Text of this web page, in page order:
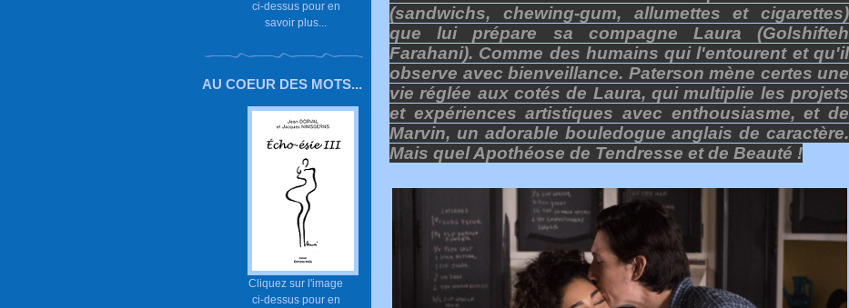
ci-dessus pour en
savoir plus...
AU COEUR DES MOTS...
Cliquez sur l'image
ci-dessus pour en
(sandwichs, chewing-gum, allumettes et cigarettes)
que lui prépare sa compagne Laura (Golshifteh
Farahani). Comme des humains qui l'entourent et qu'il
observe avec bienveillance. Paterson mène certes une
vie réglée aux cotés de Laura, qui multiplie les projets
et expériences artistiques avec enthousiasme, et de
Marvin, un adorable bouledogue anglais de caractère.
Mais quel Apothéose de Tendresse et de Beauté !